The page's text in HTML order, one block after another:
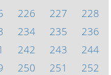
226 227
228
234 235
236
242 243
244
250 251
252